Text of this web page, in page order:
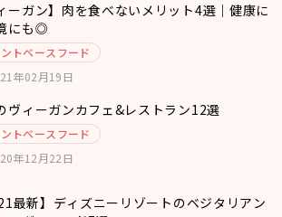
ーガン】肉を食べないメリット4選｜健康に
にも◎
トベースフード
年02月19日
ヴィーガンカフェ&レストラン12選
トベースフード
年12月22日
最新】ディズニーリゾートのベジタリアン